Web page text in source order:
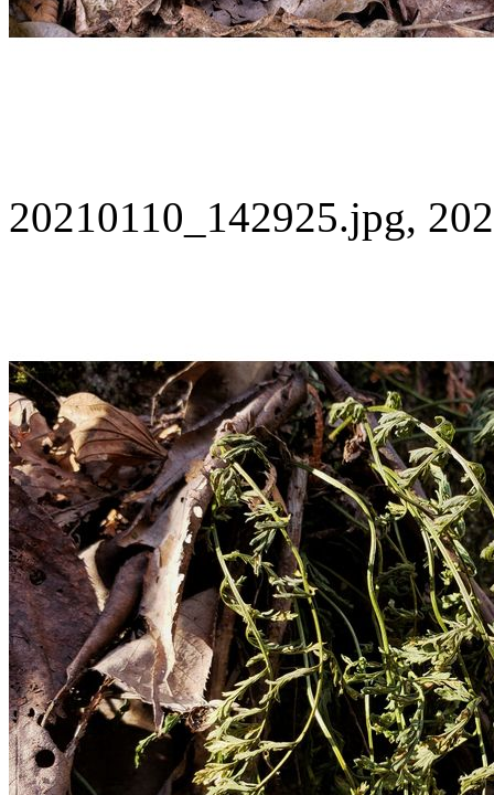
20210110_142925.jpg,